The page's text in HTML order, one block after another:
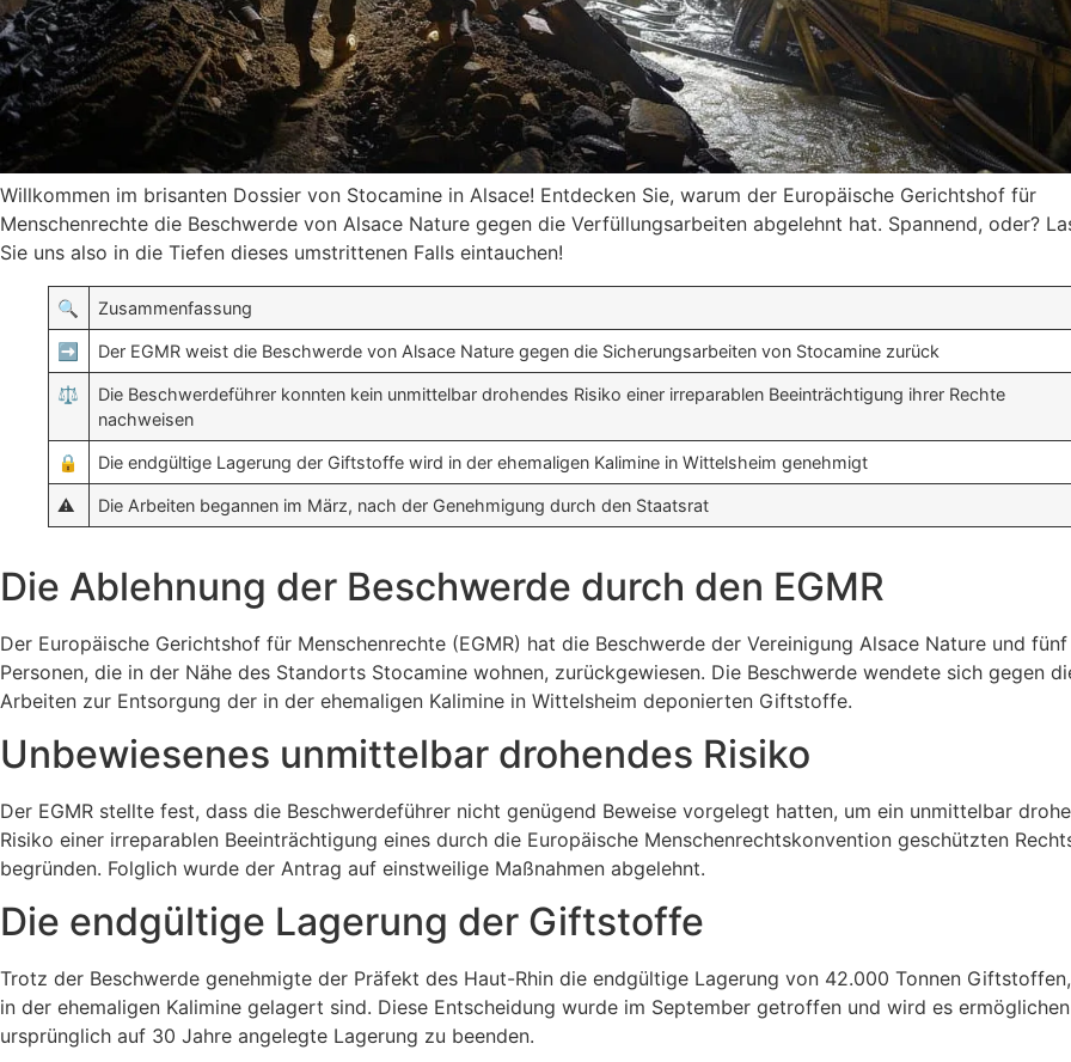
Willkommen im brisanten Dossier von Stocamine in Alsace! Entdecken Sie, warum der Europäische Gerichtshof für
Menschenrechte die Beschwerde von Alsace Nature gegen die Verfüllungsarbeiten abgelehnt hat. Spannend, oder?
Sie uns also in die Tiefen dieses umstrittenen Falls eintauchen!
🔍 Zusammenfassung
➡️ Der EGMR weist die Beschwerde von Alsace Nature gegen die Sicherungsarbeiten von Stocamine zurück
⚖️
Die Beschwerdeführer konnten kein unmittelbar drohendes Risiko einer irreparablen Beeinträchtigung ihrer Rechte
nachweisen
🔒 Die endgültige Lagerung der Giftstoffe wird in der ehemaligen Kalimine in Wittelsheim genehmigt
⚠️ Die Arbeiten begannen im März, nach der Genehmigung durch den Staatsrat
Die Ablehnung der Beschwerde durch den EGMR
Der Europäische Gerichtshof für Menschenrechte (EGMR) hat die Beschwerde der Vereinigung Alsace Nature und fünf
Personen, die in der Nähe des Standorts Stocamine wohnen, zurückgewiesen. Die Beschwerde wendete sich gegen
Arbeiten zur Entsorgung der in der ehemaligen Kalimine in Wittelsheim deponierten Giftstoffe.
Unbewiesenes unmittelbar drohendes Risiko
Der EGMR stellte fest, dass die Beschwerdeführer nicht genügend Beweise vorgelegt hatten, um ein unmittelbar
Risiko einer irreparablen Beeinträchtigung eines durch die Europäische Menschenrechtskonvention geschützten
begründen. Folglich wurde der Antrag auf einstweilige Maßnahmen abgelehnt.
Die endgültige Lagerung der Giftstoffe
Trotz der Beschwerde genehmigte der Präfekt des Haut-Rhin die endgültige Lagerung von 42.000 Tonnen
in der ehemaligen Kalimine gelagert sind. Diese Entscheidung wurde im September getroffen und wird es
ursprünglich auf 30 Jahre angelegte Lagerung zu beenden.